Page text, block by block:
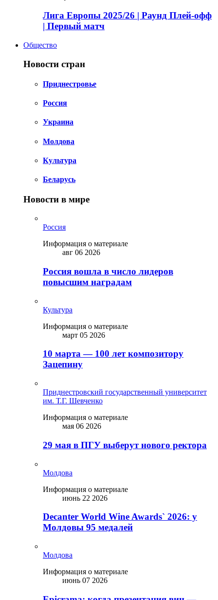
Лига Европы 2025/26 | Раунд Плей-офф
| Первый матч
Общество
Новости стран
Приднестровье
Россия
Украина
Молдова
Культура
Беларусь
Новости в мире
Россия
Информация о материале
авг 06 2026
Россия вошла в число лидеров
повысшим наградам
Культура
Информация о материале
март 05 2026
10 марта — 100 лет композитору
Зацепину
Приднестровский государственный университет
им. Т.Г. Шевченко
Информация о материале
мая 06 2026
29 мая в ПГУ выберут нового ректора
Молдова
Информация о материале
июнь 22 2026
Decanter World Wine Awards` 2026: у
Молдовы 95 медалей
Молдова
Информация о материале
июнь 07 2026